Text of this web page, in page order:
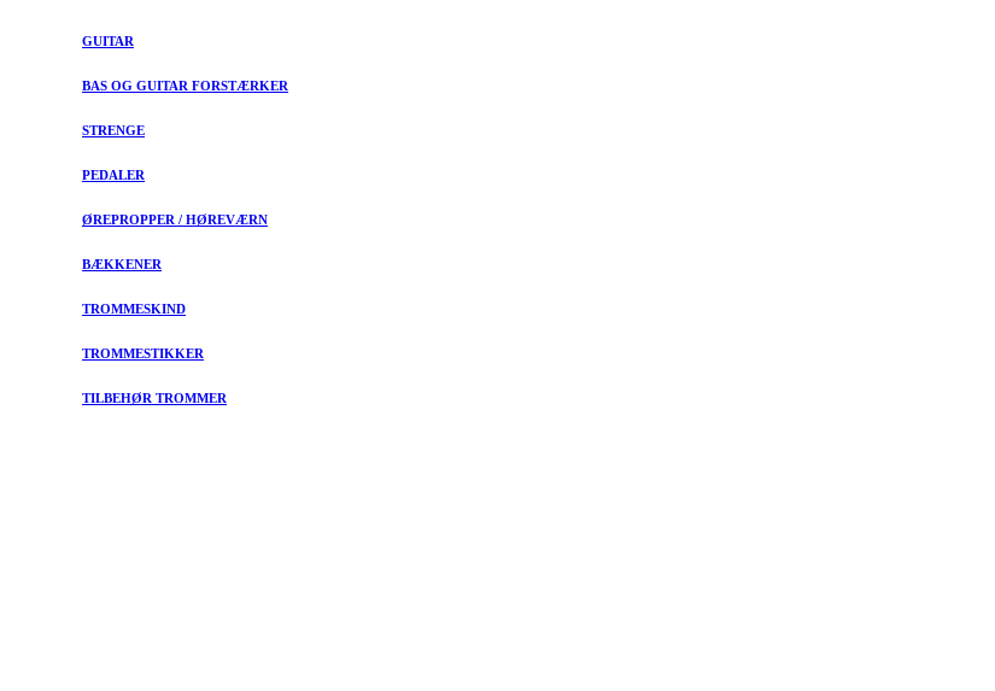
GUITAR
BAS OG GUITAR FORSTÆRKER
STRENGE
PEDALER
ØREPROPPER / HØREVÆRN
BÆKKENER
TROMMESKIND
TROMMESTIKKER
TILBEHØR TROMMER